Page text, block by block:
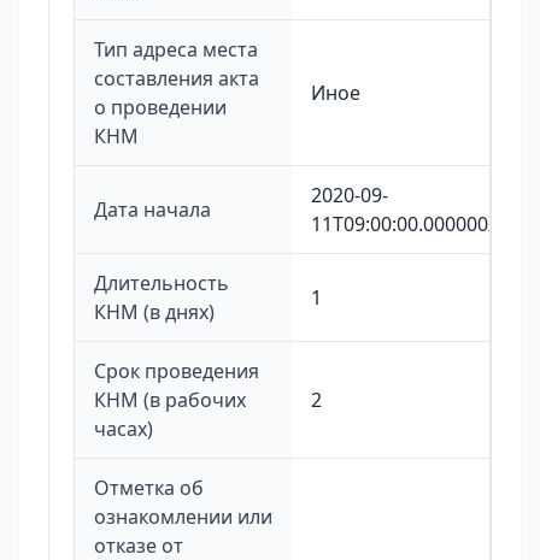
Тип адреса места
составления акта
о проведении
КНМ
Иное
Дата начала
2020-09-
11T09:00:00.000000Z
Длительность
КНМ (в днях)
1
Срок проведения
КНМ (в рабочих
часах)
2
Отметка об
ознакомлении или
отказе от